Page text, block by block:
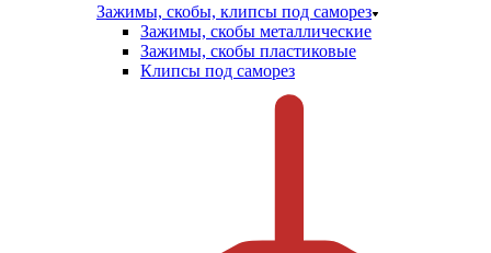
Зажимы, скобы, клипсы под саморез
Зажимы, скобы металлические
Зажимы, скобы пластиковые
Клипсы под саморез